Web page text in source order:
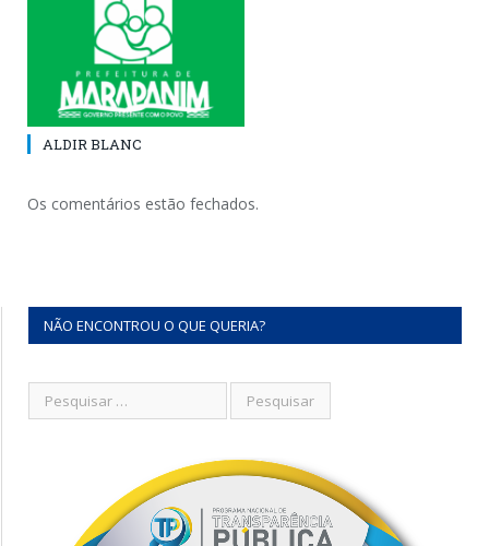
ALDIR BLANC
Os comentários estão fechados.
NÃO ENCONTROU O QUE QUERIA?